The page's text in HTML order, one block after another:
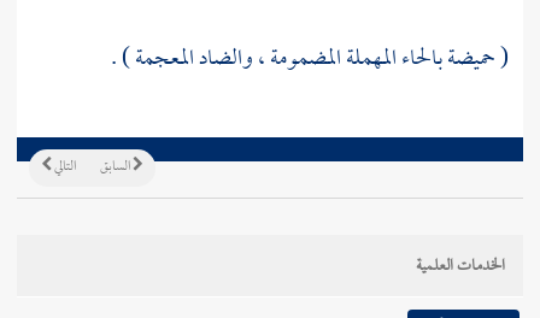
( حميضة بالحاء المهملة المضمومة ، والضاد المعجمة ) .
التالي السابق
الخدمات العلمية